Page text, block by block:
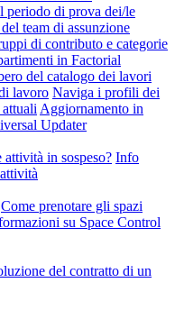
periodo di prova dei/le
team di assunzione
di contributo e categorie
in Factorial
del catalogo dei lavori
lavoro Naviga i profili dei
Aggiornamento in
Updater
in sospeso? Info
Come prenotare gli spazi
su Space Control
del contratto di un